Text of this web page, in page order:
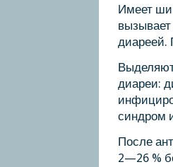
Имеет
вызывает
диареей.
диареи:
синдрοм
После
2—26 %